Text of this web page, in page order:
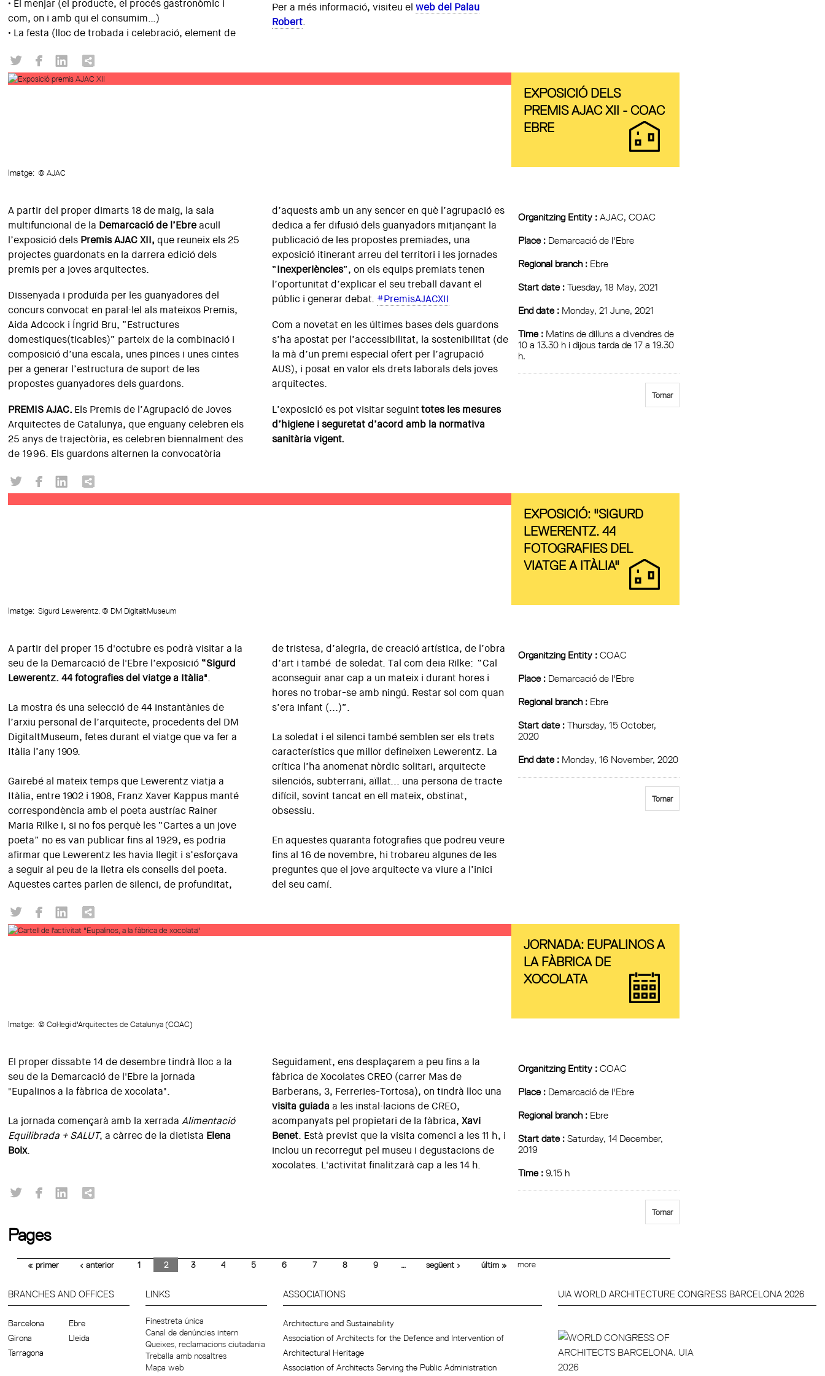
• El menjar (el producte, el procés gastronòmic i
com, on i amb qui el consumim…)
• La festa (lloc de trobada i celebració, element de
Per a més informació, visiteu elweb del Palau
Robert.
EXPOSICIÓ DELS
PREMIS AJAC XII - COAC
EBRE
Imatge: © AJAC
Organitzing Entity :AJAC, COAC
Place : Demarcació de l'Ebre
Regional branch : Ebre
Start date :Tuesday, 18 May, 2021
End date : Monday, 21 June, 2021
Time : Matins de dilluns a divendres de
10 a 13.30 h i dijous tarda de 17 a 19.30
h.
Tornar
A partir del proper dimarts 18 de maig, la sala
multifuncional de la Demarcació de l’Ebreacull
l’exposició dels Premis AJAC XII, que reuneix els 25
projectes guardonats en la darrera edició dels
premis per a joves arquitectes.
Dissenyada i produïda per les guanyadores del
concurs convocat en paral·lel als mateixos Premis,
Aida Adcock i Íngrid Bru, “Estructures
domestiques(ticables)” parteix de la combinació i
composició d’una escala, unes pinces i unes cintes
per a generar l’estructura de suport de les
propostes guanyadores dels guardons.
PREMIS AJAC. Els Premis de l’Agrupació de Joves
Arquitectes de Catalunya, que enguany celebren els
25 anys de trajectòria, es celebren biennalment des
de 1996. Els guardons alternen la convocatòria
d’aquests amb un any sencer en què l’agrupació es
dedica a fer difusió dels guanyadors mitjançant la
publicació de les propostes premiades, una
exposició itinerant arreu del territori i les jornades
“Inexperiències”, on els equips premiats tenen
l’oportunitat d’explicar el seu treball davant el
públic i generar debat. #PremisAJACXII
Com a novetat en les últimes bases dels guardons
s’ha apostat per l’accessibilitat, la sostenibilitat (de
la mà d’un premi especial ofert per l’agrupació
AUS), i posat en valor els drets laborals dels joves
arquitectes.
L’exposició es pot visitar seguinttotes les mesures
d’higiene i seguretat d’acord amb la normativa
sanitària vigent.
EXPOSICIÓ: "SIGURD
LEWERENTZ. 44
FOTOGRAFIES DEL
VIATGE A ITÀLIA"
Imatge: Sigurd Lewerentz. © DM DigitaltMuseum
Organitzing Entity :COAC
Place : Demarcació de l'Ebre
Regional branch : Ebre
Start date :Thursday, 15 October,
2020
End date : Monday, 16 November, 2020
Tornar
A partir del proper 15 d'octubre es podrà visitar a la
seu de la Demarcació de l'Ebre l’exposició “Sigurd
Lewerentz. 44 fotografies del viatge a Itàlia".
La mostra és una selecció de 44 instantànies de
l’arxiu personal de l’arquitecte, procedents del DM
DigitaltMuseum, fetes durant el viatge que va fer a
Itàlia l’any 1909.
Gairebé al mateix temps que Lewerentz viatja a
Itàlia, entre 1902 i 1908, Franz Xaver Kappus manté
correspondència amb el poeta austríac Rainer
Maria Rilke i, si no fos perquè les “Cartes a un jove
poeta” no es van publicar fins al 1929, es podria
afirmar que Lewerentz les havia llegit i s’esforçava
a seguir al peu de la lletra els consells del poeta.
Aquestes cartes parlen de silenci, de profunditat,
de tristesa, d’alegria, de creació artística, de l’obra
d’art i també de soledat. Tal com deia Rilke: “Cal
aconseguir anar cap a un mateix i durant hores i
hores no trobar-se amb ningú. Restar sol com quan
s’era infant (...)”.
La soledat i el silenci també semblen ser els trets
característics que millor defineixen Lewerentz. La
crítica l’ha anomenat nòrdic solitari, arquitecte
silenciós, subterrani, aïllat... una persona de tracte
difícil, sovint tancat en ell mateix, obstinat,
obsessiu.
En aquestes quaranta fotografies que podreu veure
fins al 16 de novembre, hi trobareu algunes de les
preguntes que el jove arquitecte va viure a l’inici
del seu camí.
JORNADA: EUPALINOS A
LA FÀBRICA DE
XOCOLATA
Imatge: © Col·legi d'Arquitectes de Catalunya (COAC)
Organitzing Entity :COAC
Place : Demarcació de l'Ebre
Regional branch : Ebre
Start date :Saturday, 14 December,
2019
Time :9.15 h
Tornar
El proper dissabte 14 de desembre tindrà lloc a la
seu de la Demarcació de l'Ebre la jornada
"Eupalinos a la fàbrica de xocolata".
La jornada començarà amb la xerradaAlimentació
Equilibrada + SALUT, a càrrec de la dietista Elena
Boix.
Seguidament, ens desplaçarem a peu fins a la
fàbrica de Xocolates CREO (carrer Mas de
Barberans, 3, Ferreries-Tortosa), on tindrà lloc una
visita guiadaa les instal·lacions de CREO,
acompanyats pel propietari de la fàbrica,Xavi
Benet. Està previst que la visita comenci a les 11 h, i
inclou un recorregut pel museu i degustacions de
xocolates. L'activitat finalitzarà cap a les 14 h.
Pages
« primer ‹ anterior 1 2 3 4 5 6 7 8 9 … següent › últim » more
BRANCHES AND OFFICES
Barcelona
Ebre
Girona
Lleida
Tarragona
LINKS
Finestreta única
Canal de denúncies intern
Queixes, reclamacions ciutadania
Treballa amb nosaltres
Mapa web
ASSOCIATIONS
Architecture and Sustainability
Association of Architects for the Defence and Intervention of
Architectural Heritage
Association of Architects Serving the Public Administration
UIA WORLD ARCHITECTURE CONGRESS BARCELONA 2026